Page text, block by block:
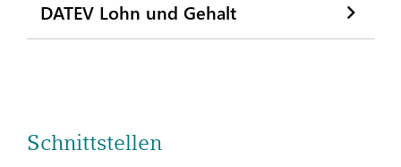
DATEV Lohn und Gehalt
Schnittstellen